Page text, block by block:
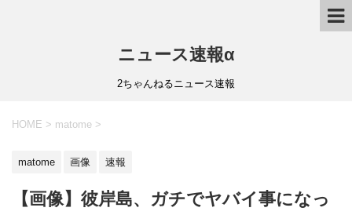
ニュース速報α
2ちゃんねるニュース速報
HOME > matome >
matome 画像 速報
【画像】彼岸島、ガチでヤバイ事になっ